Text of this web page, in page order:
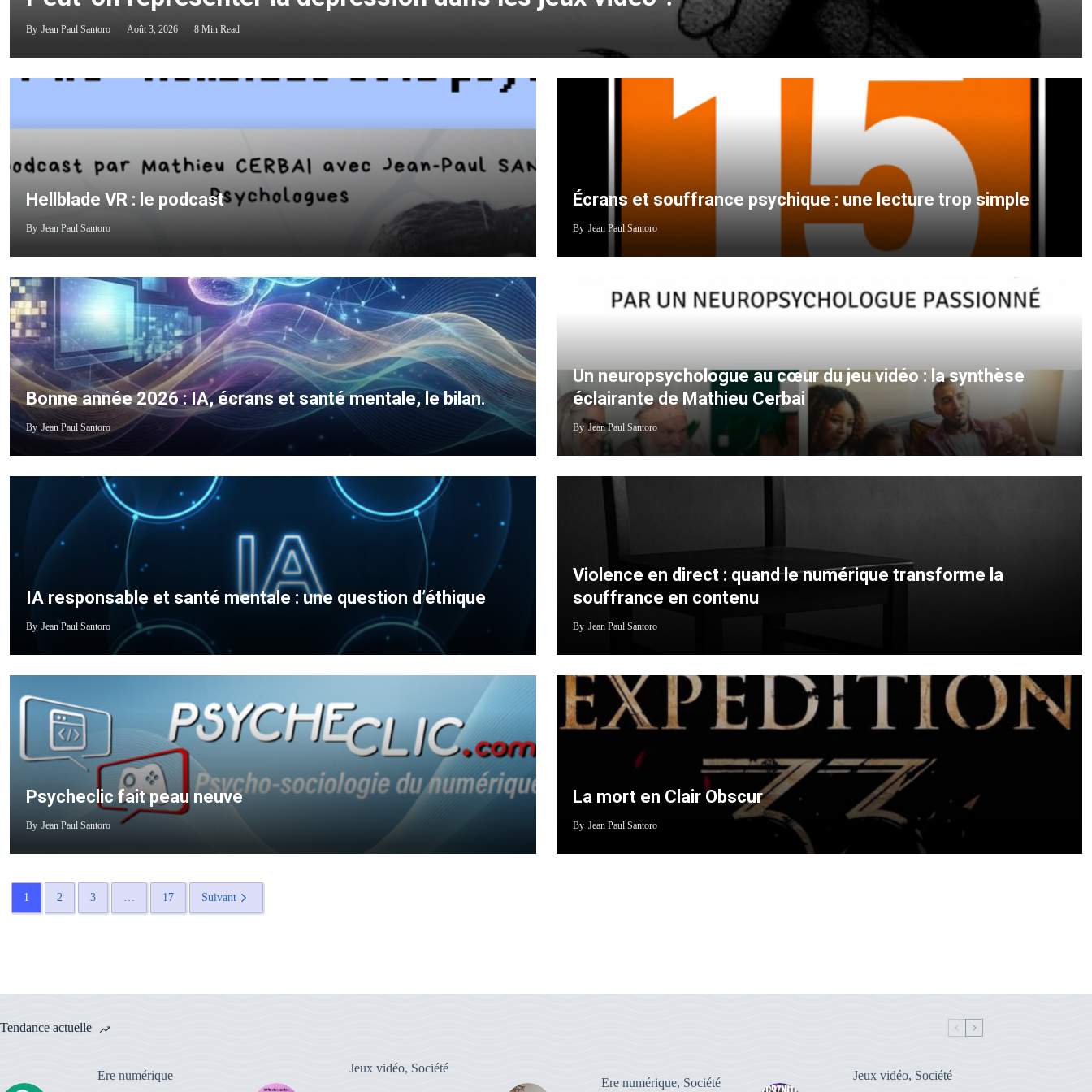
By Jean Paul Santoro Août 3, 2026 8 Min Read
Hellblade VR : le podcast
By Jean Paul Santoro
Écrans et souffrance psychique : une lecture trop simple
By Jean Paul Santoro
Bonne année 2026 : IA, écrans et santé mentale, le bilan.
By Jean Paul Santoro
Un neuropsychologue au cœur du jeu vidéo : la synthèse
éclairante de Mathieu Cerbai
By Jean Paul Santoro
IA responsable et santé mentale : une question d’éthique
By Jean Paul Santoro
Violence en direct : quand le numérique transforme la
souffrance en contenu
By Jean Paul Santoro
Psycheclic fait peau neuve
By Jean Paul Santoro
La mort en Clair Obscur
By Jean Paul Santoro
1 2 3 17 Suivant
Tendance actuelle
Ere numérique
Jeux vidéo, Société
Ere numérique, Société
Jeux vidéo, Société